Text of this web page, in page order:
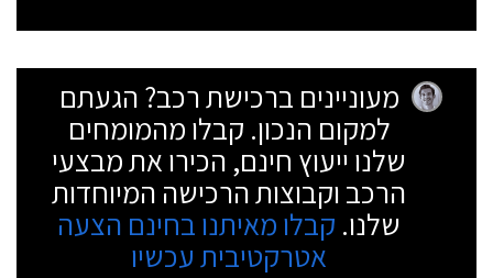
מעוניינים ברכישת רכב? הגעתם
למקום הנכון. קבלו מהמומחים
שלנו ייעוץ חינם, הכירו את מבצעי
הרכב וקבוצות הרכישה המיוחדות
שלנו. קבלו מאיתנו בחינם הצעה
אטרקטיבית עכשיו